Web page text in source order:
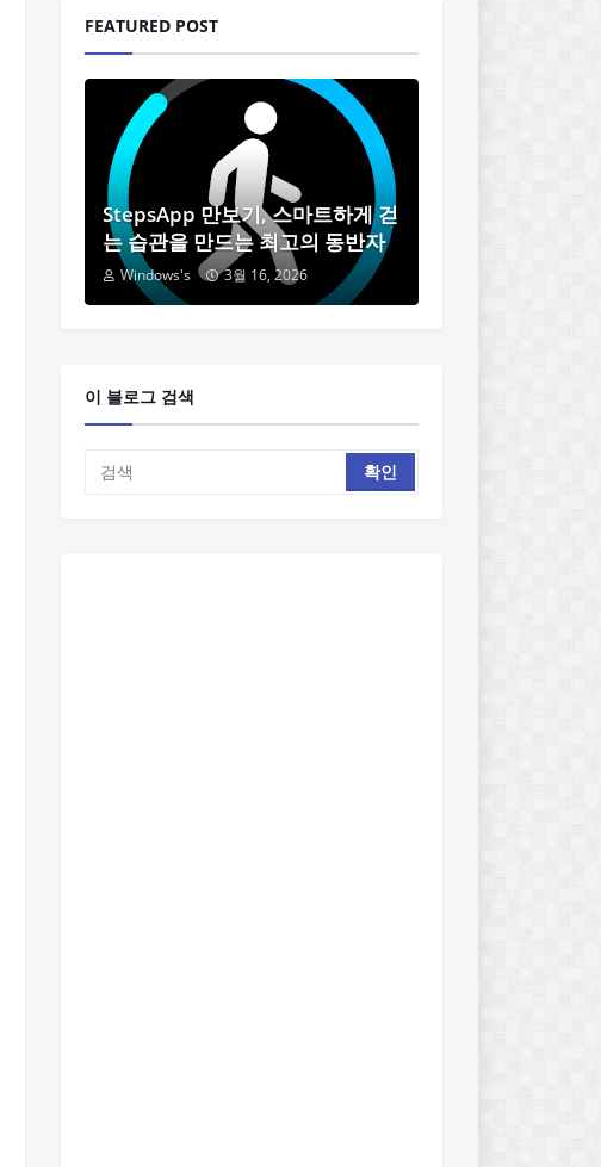
FEATURED POST
StepsApp 만보기, 스마트하게 걷
는 습관을 만드는 최고의 동반자
Windows's 3월 16, 2026
이 블로그 검색